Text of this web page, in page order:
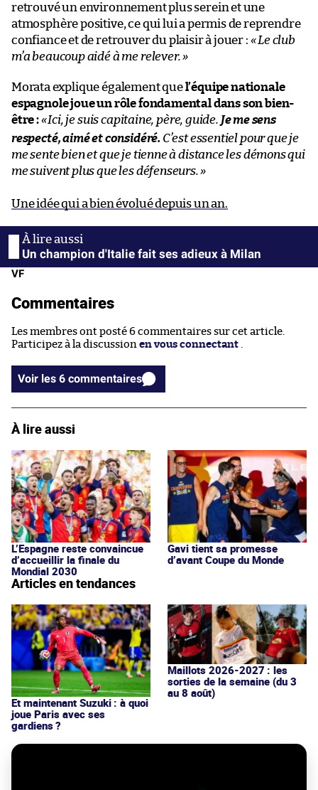
retrouvé un environnement plus serein et une
atmosphère positive, ce qui lui a permis de reprendre
confiance et de retrouver du plaisir à jouer : « Le club
m’a beaucoup aidé à me relever. »
Morata explique également quel’équipe nationale
espagnole joue un rôle fondamental dans son bien-
être :«Ici, je suis capitaine, père, guide. Je me sens
respecté, aimé et considéré. C’est essentiel pour que je
me sente bien et que je tienne à distance les démons qui
me suivent plus que les défenseurs.»
Une idée qui a bien évolué depuis un an.
Un champion d'Italie fait ses adieux à Milan
VF
Commentaires
Les membres ont posté 6 commentaires sur cet article.
Participez à la discussion en vous connectant
Voir les 6 commentaires
À lire aussi
L’Espagne reste convaincue
d’accueillir la finale du
Mondial 2030
Gavi tient sa promesse
d’avant Coupe du Monde
Articles en tendances
Et maintenant Suzuki : à quoi
joue Paris avec ses
gardiens ?
Maillots 2026-2027 : les
sorties de la semaine (du 3
au 8 août)